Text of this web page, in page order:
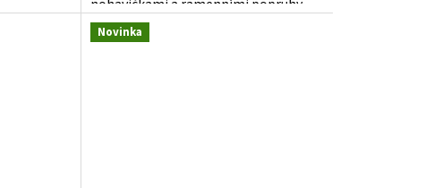
nohavičkami a ramenními popruhy.
Rovněž se hodí pro polohování
pracovníka, zachycení pádu a...
Novinka